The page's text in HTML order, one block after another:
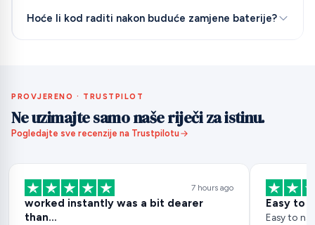
Hoće li kod raditi nakon buduće zamjene baterije?
PROVJERENO · TRUSTPILOT
Ne uzimajte samo naše riječi za istinu.
Pogledajte sve recenzije na Trustpilotu
7 hours ago
worked instantly was a bit dearer
than…
Easy to
Easy to